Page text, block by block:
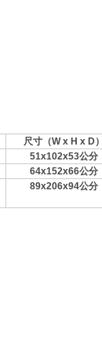
尺寸（W x H x D）
51x102x53公分
64x152x66公分
89x206x94公分